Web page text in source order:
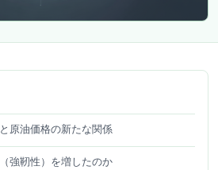
原油価格の新たな関係
強靭性）を増したのか